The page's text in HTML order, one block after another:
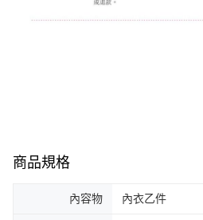
商品規格
內容物 內衣乙件